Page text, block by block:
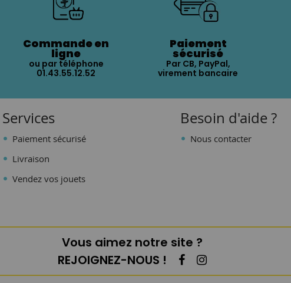
Commande en
ligne
ou par téléphone
01.43.55.12.52
Paiement
sécurisé
Par CB, PayPal,
virement bancaire
Services
Paiement sécurisé
Livraison
Vendez vos jouets
Besoin d'aide ?
Nous contacter
Vous aimez notre site ?
REJOIGNEZ-NOUS !